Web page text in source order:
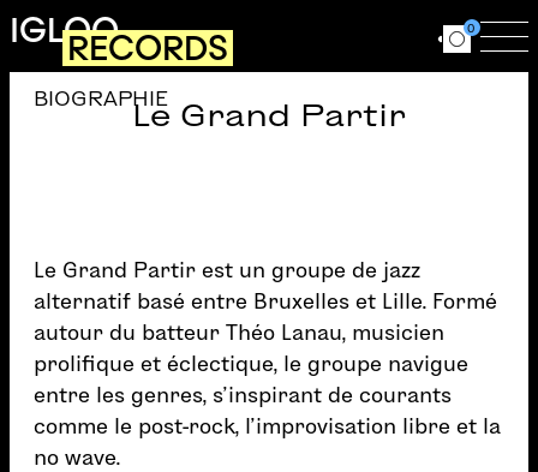
Aller au contenu principal
IGLOORECORDS Ouvrir le
0
Le Grand Partir
BIOGRAPHIE
Le Grand Partir est un groupe de jazz
alternatif basé entre Bruxelles et Lille. Formé
autour du batteur Théo Lanau, musicien
prolifique et éclectique, le groupe navigue
entre les genres, s’inspirant de courants
comme le post-rock, l’improvisation libre et la
no wave.